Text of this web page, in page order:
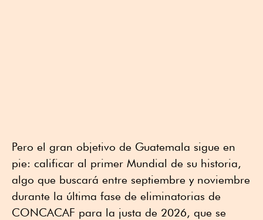
Pero el gran objetivo de Guatemala sigue en
pie: calificar al primer Mundial de su historia,
algo que buscará entre septiembre y noviembre
durante la última fase de eliminatorias de
CONCACAF para la justa de 2026, que se